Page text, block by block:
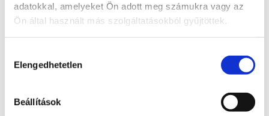
adatokkal, amelyeket Ön adott meg számukra vagy az
Ön által használt más szolgáltatásokból gyűjtöttek.
kiválasztása
Elengedhetetlen
Beállítások
beszélgetéshez.
Bejelentkezés
0 hozzászólás Időrendi sorrendbe rendezve
Státusz
Itt láthatod, hogy a bejelentett probléma jelenleg